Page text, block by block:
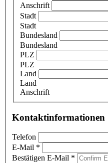
Anschrift
Stadt
Stadt
Bundesland
Bundesland
PLZ
PLZ
Land
Land
Anschrift
Kontaktinformationen
Telefon
E-Mail *
Bestätigen E-Mail *